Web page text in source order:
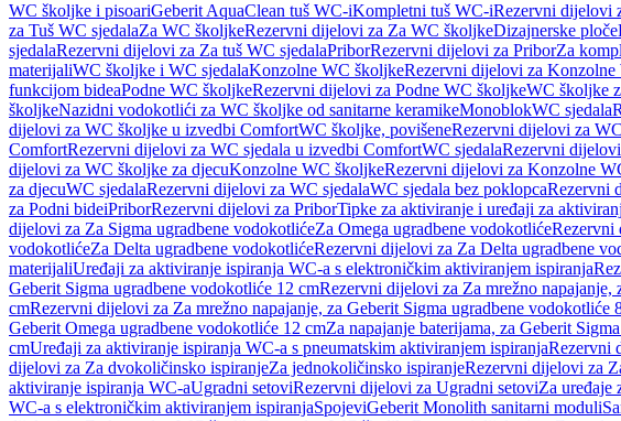
WC školjke i pisoariGeberit AquaClean tuš WC-iKompletni tuš WC-iRezervni dijelovi
za Tuš WC sjedalaZa WC školjkeRezervni dijelovi za Za WC školjkeDizajnerske ploče
sjedalaRezervni dijelovi za Za tuš WC sjedalaPriborRezervni dijelovi za PriborZa
materijaliWC školjke i WC sjedalaKonzolne WC školjkeRezervni dijelovi za
funkcijom bideaPodne WC školjkeRezervni dijelovi za Podne WC školjkeWC školjke
školjkeNazidni vodokotlići za WC školjke od sanitarne keramikeMonoblokWC sjedala
dijelovi za WC školjke u izvedbi ComfortWC školjke, povišeneRezervni dijelovi za
ComfortRezervni dijelovi za WC sjedala u izvedbi ComfortWC sjedalaRezervni
dijelovi za WC školjke za djecuKonzolne WC školjkeRezervni dijelovi za Konzolne
za djecuWC sjedalaRezervni dijelovi za WC sjedalaWC sjedala bez poklopcaRezervni
za Podni bideiPriborRezervni dijelovi za PriborTipke za aktiviranje i uređaji za
dijelovi za Za Sigma ugradbene vodokotlićeZa Omega ugradbene vodokotlićeRezervni
vodokotlićeZa Delta ugradbene vodokotlićeRezervni dijelovi za Za Delta ugradbene
materijaliUređaji za aktiviranje ispiranja WC-a s elektroničkim aktiviranjem ispiranja
Geberit Sigma ugradbene vodokotliće 12 cmRezervni dijelovi za Za mrežno
cmRezervni dijelovi za Za mrežno napajanje, za Geberit Sigma ugradbene vodokotliće
Geberit Omega ugradbene vodokotliće 12 cmZa napajanje baterijama, za Geberit
cmUređaji za aktiviranje ispiranja WC-a s pneumatskim aktiviranjem ispiranjaRezervni
dijelovi za Za dvokoličinsko ispiranjeZa jednokoličinsko ispiranjeRezervni dijelovi za
aktiviranje ispiranja WC-aUgradni setoviRezervni dijelovi za Ugradni setoviZa uređaje
WC-a s elektroničkim aktiviranjem ispiranjaSpojeviGeberit Monolith sanitarni moduli